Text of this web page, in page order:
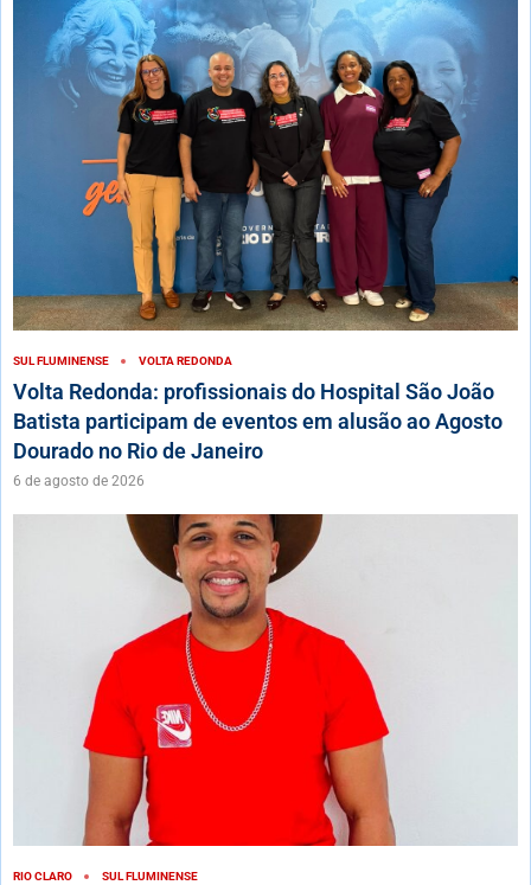
SUL FLUMINENSE VOLTA REDONDA
Volta Redonda: profissionais do Hospital São João
Batista participam de eventos em alusão ao Agosto
Dourado no Rio de Janeiro
6 de agosto de 2026
RIO CLARO SUL FLUMINENSE